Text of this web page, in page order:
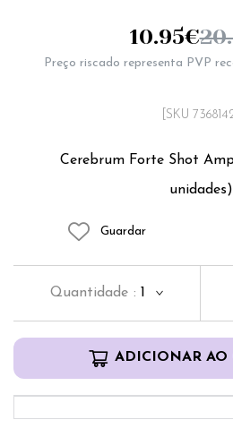
Cerebrum Forte Shot
unidades)
[SKU
10.95€
Preço riscado representa PVP
Guardar
Quantidade : 1
ADICIONAR AO